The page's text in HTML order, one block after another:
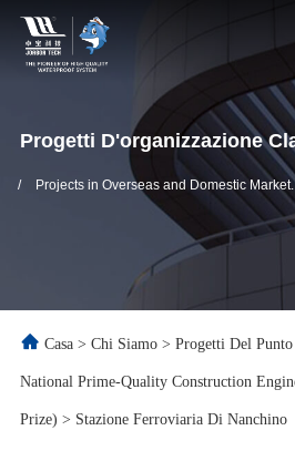
Progetti D'organizzazione
/ Projects in Overseas and Domestic Market.
Casa > Chi Siamo > Progetti Del
National Prime-Quality Construction
Prize) > Stazione Ferroviaria Di Nanchino